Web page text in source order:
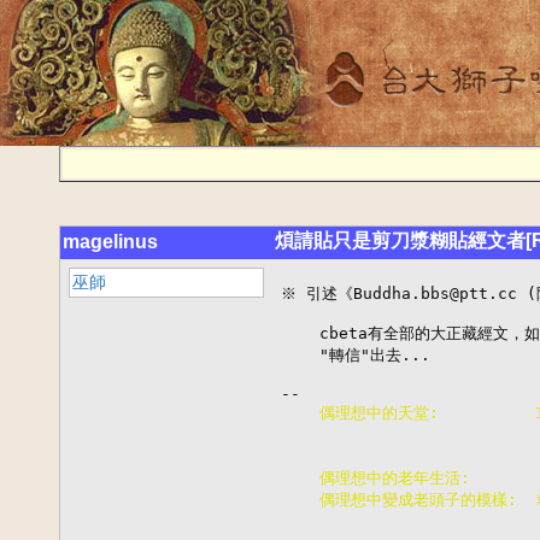
magelinus 煩請貼只是剪刀漿糊貼經文者
巫師
※ 引述《Buddha.bbs@ptt.cc (阿
cbeta有全部的大正藏經文，如
    "轉信"出去...
偶理想中的天堂:
偶理想中的老年生活:
偶理想中變成老頭子的模樣: